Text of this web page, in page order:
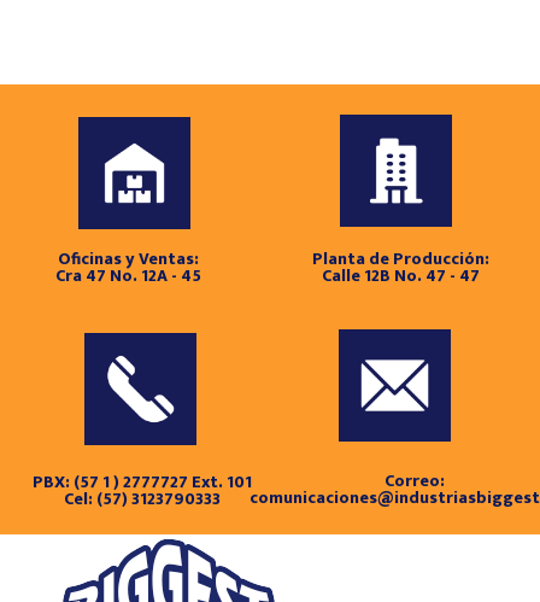
Oficinas y Ventas:
Cra 47 No. 12A - 45
Planta de Producción:
Calle 12B No. 47 - 47
PBX: (57 1 ) 2777727 Ext. 101
Cel: (57) 3123790333
Correo: